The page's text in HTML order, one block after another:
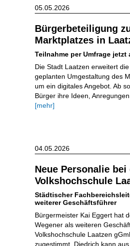
Bürgerbeteiligung
Marktplatzes in
Teilnahme per Umfrage
Die Stadt Laatzen erweitert
geplanten Umgestaltung des
um ein digitales Angebot. Ab
Bürger ihre Ideen,
[mehr]
05.05.2026
Neue Personalie bei
Volkshochschule
Städtischer
weiterer Geschäftsführer
Bürgermeister Kai Eggert hat
Wegener als weiteren
Volkshochschule Laatzen
zugestimmt. Diedrich kann
04.05.2026